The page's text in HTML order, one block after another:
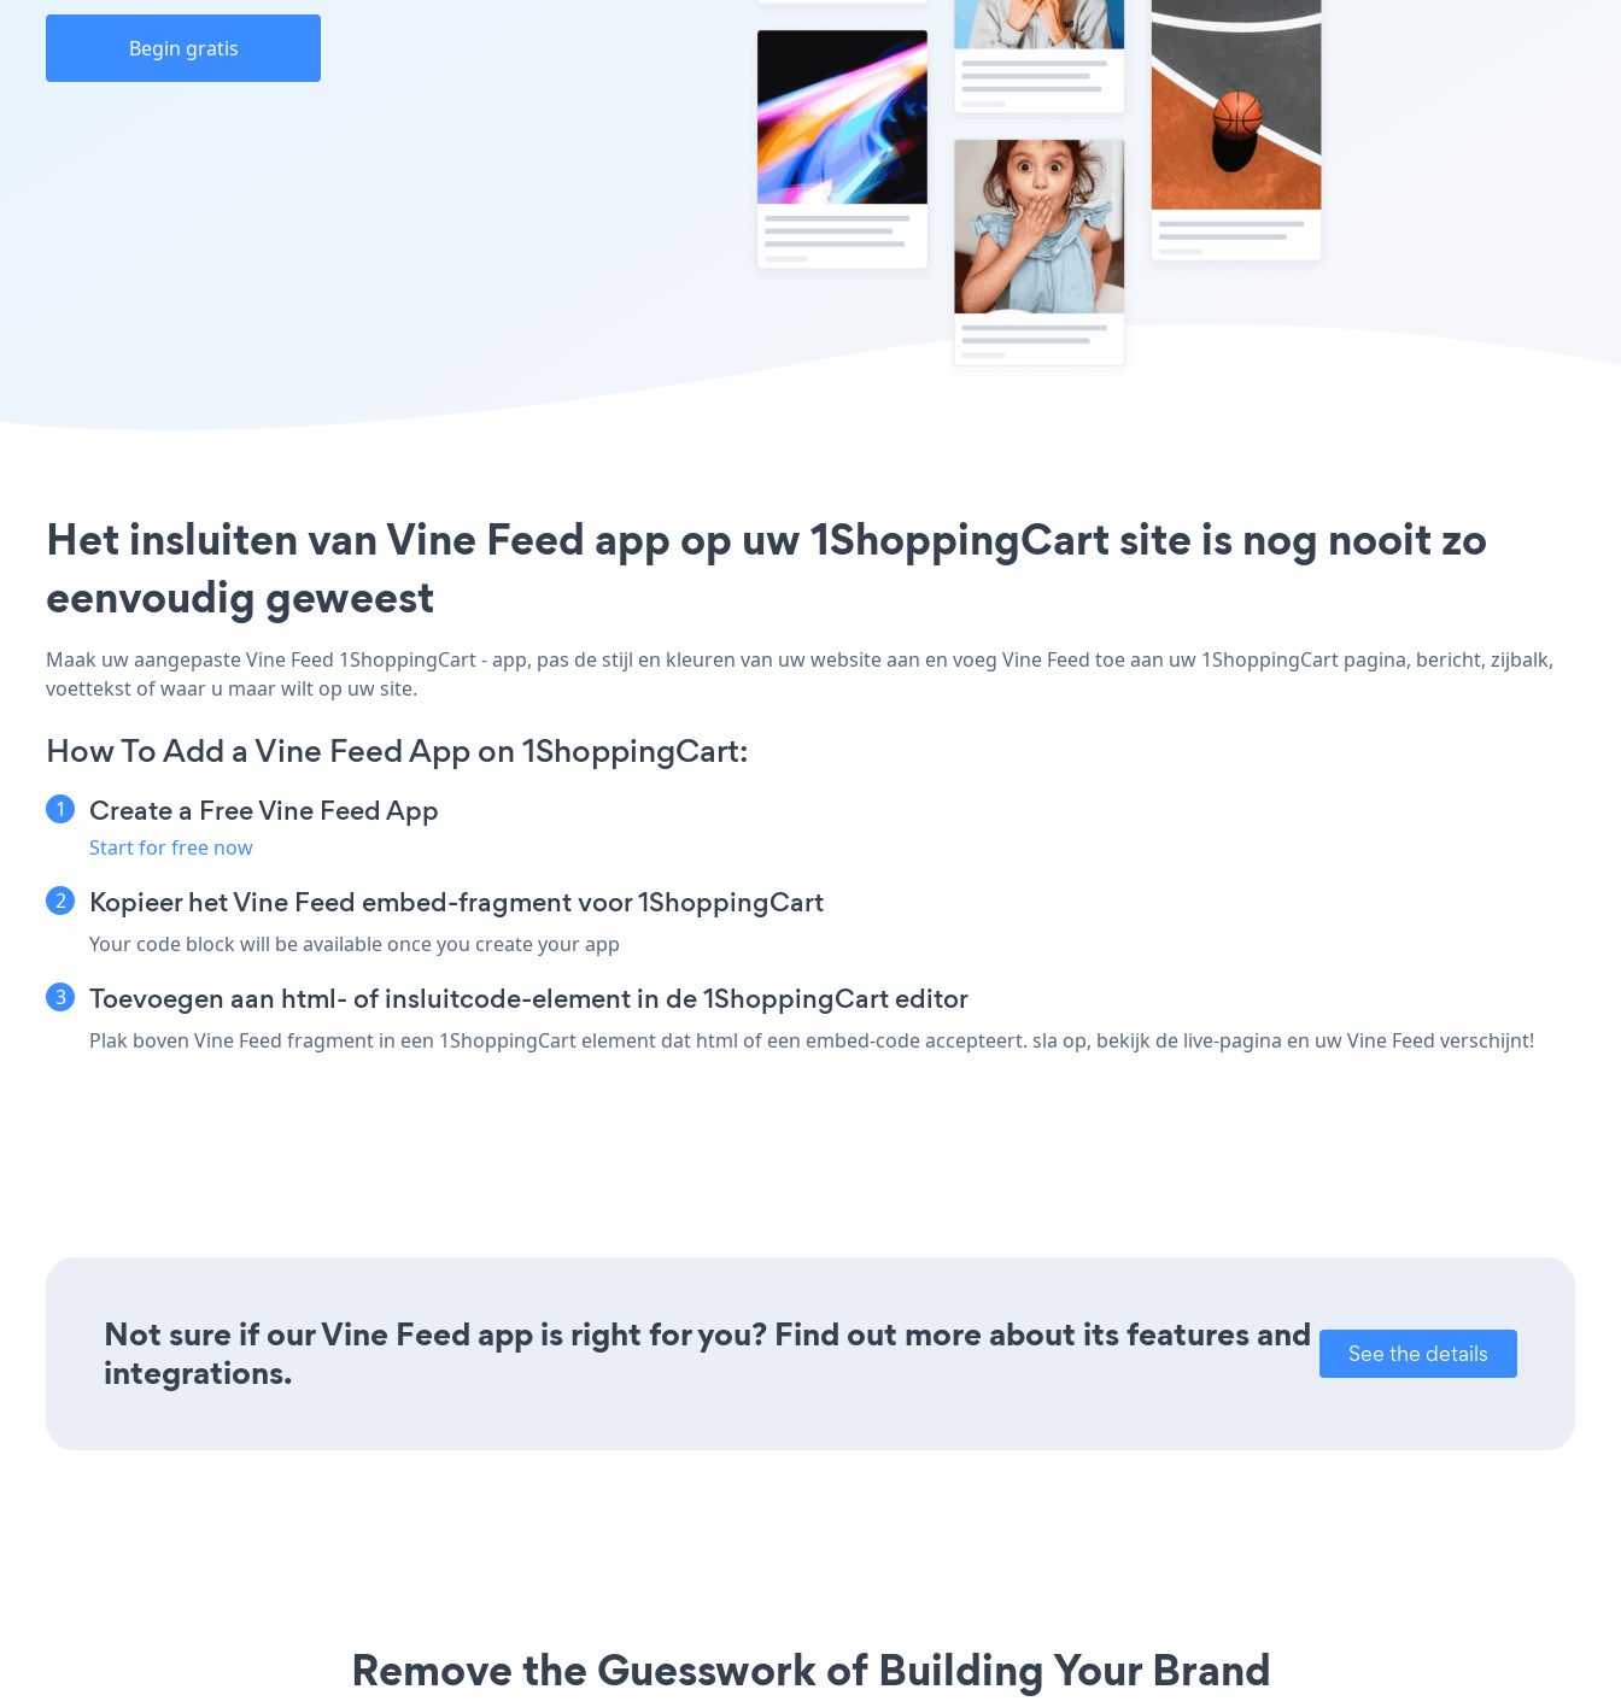
Begin gratis
Het insluiten van Vine Feed app op uw 1ShoppingCart site is nog nooit zo
eenvoudig geweest
Maak uw aangepaste Vine Feed 1ShoppingCart - app, pas de stijl en kleuren van uw website aan en voeg Vine Feed toe aan uw 1ShoppingCart pagina, bericht, zijbalk,
voettekst of waar u maar wilt op uw site.
How To Add a Vine Feed App on 1ShoppingCart:
Create a Free Vine Feed App
Start for free now
Kopieer het Vine Feed embed-fragment voor 1ShoppingCart
Your code block will be available once you create your app
Toevoegen aan html- of insluitcode-element in de 1ShoppingCart editor
Plak boven Vine Feed fragment in een 1ShoppingCart element dat html of een embed-code accepteert. sla op, bekijk de live-pagina en uw Vine Feed verschijnt!
Not sure if our Vine Feed app is right for you? Find out more about its features and
integrations.
See the details
Remove the Guesswork of Building Your Brand